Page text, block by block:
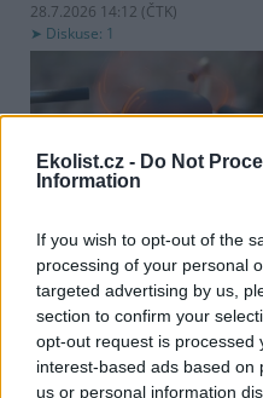
Ekolist.cz - Do Not
Information
If you wish to opt-out of the
processing of your personal
targeted advertising by us,
section to confirm your
opt-out request is processed
interest-based ads based on
us or personal information
28.7.2026 14:12 (ČTK)
Diskuse: 1
Varovali také před
nebo před používáním
Radek Drahný. Podle
čtvrtka se budou teploty blížit
horách, pršet nemá.
Lvice Elsa, kterou stát
domov v Nizozemsku
28.7.2026 14:03 ( ČTK)